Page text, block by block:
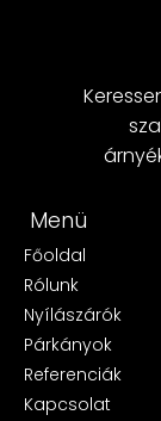
Menü
Főoldal
Rólunk
Nyílászárók
Párkányok
Referenciák
Kapcsolat